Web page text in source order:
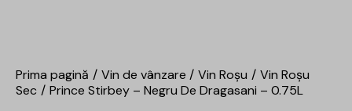
Prima pagină Vin de vânzare Vin Roșu
Vin Roșu
Sec
Prince Stirbey – Negru De Dragasani – 0.75L